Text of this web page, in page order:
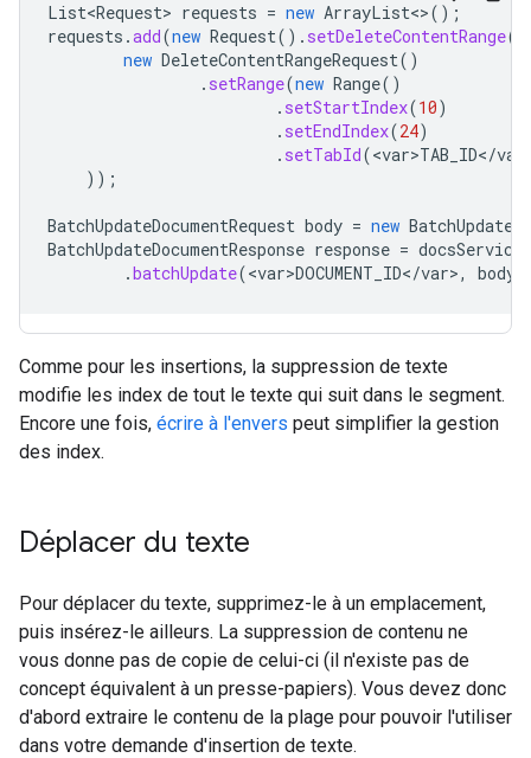
List<Request> requests = new ArrayList<>();
requests .add(new Request(). setDeleteContentRange(
new DeleteContentRangeRequest()
. setRange(new Range()
. setStartIndex(10)
. setEndIndex(24)
. setTabId(<var>TAB_ID</var
));
BatchUpdateDocumentRequest body = new
BatchUpdateDocumentResponse response = docsService
.batchUpdate(<var>DOCUMENT_ID</var>, body
Comme pour les insertions, la suppression de texte
modifie les index de tout le texte qui suit dans le segment.
Encore une fois, écrire à l'envers peut simplifier la gestion
des index.
Déplacer du texte
Pour déplacer du texte, supprimez-le à un emplacement,
puis insérez-le ailleurs. La suppression de contenu ne
vous donne pas de copie de celui-ci (il n'existe pas de
concept équivalent à un presse-papiers). Vous devez donc
d'abord extraire le contenu de la plage pour pouvoir l'utiliser
dans votre demande d'insertion de texte.